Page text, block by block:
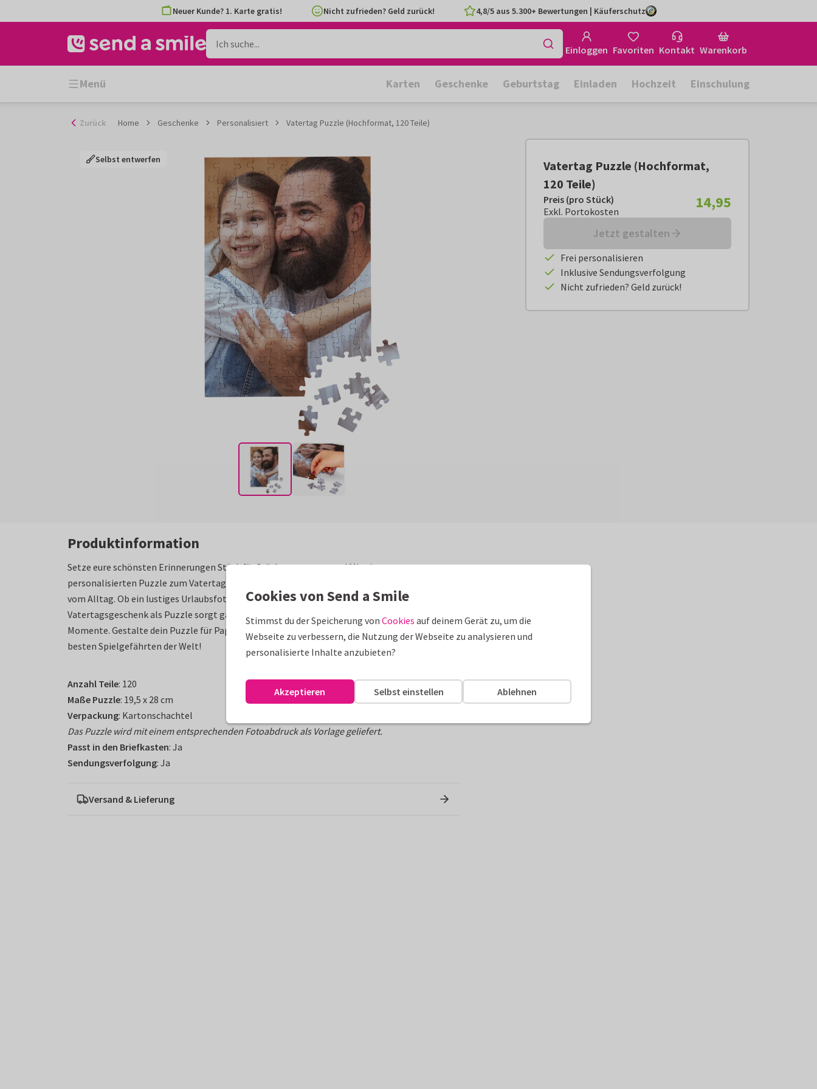
Inhalt
Neuer Kunde? 1. Karte gratis! Nicht zufrieden? Geld zurück! 4,8/5 aus 5.300+ Bewertungen | Käuferschutz
Einloggen Favoriten Kontakt Warenkorb
Menü Karten Geschenke Geburtstag Einladen Hochzeit Einschulung
Zurück Home Geschenke Personalisiert Vatertag Puzzle (Hochformat, 120 Teile)
Selbst entwerfen
Vatertag Puzzle (Hochformat,
120 Teile)
Preis (pro Stück): Exkl. Portokosten
Preis (pro Stück)
Exkl. Portokosten
14,95
Jetzt gestalten
Frei personalisieren
Inklusive Sendungsverfolgung
Nicht zufrieden? Geld zurück!
Produktinformation
Setze eure schönsten Erinnerungen Stück für Stück neu zusammen! Mit einem
personalisierten Puzzle zum Vatertag schenkst du deinem Papa eine ganz besondere Auszeit
vom Alltag. Ob ein lustiges Urlaubsfoto oder ein herzliches Familienfoto: Das
Vatertagsgeschenk als Puzzle sorgt garantiert für strahlende Augen und gemeinsame
Momente. Gestalte dein Puzzle für Papa ganz einfach selbst und schaffe ein Unikat für den
besten Spielgefährten der Welt!
Anzahl Teile: 120
Maße Puzzle: 19,5 x 28 cm
Verpackung: Kartonschachtel
Das Puzzle wird mit einem entsprechenden Fotoabdruck als Vorlage geliefert.
Passt in den Briefkasten: Ja
Sendungsverfolgung: Ja
Versand & Lieferung
Cookies von Send a Smile
Stimmst du der Speicherung von Cookies auf deinem Gerät zu, um die
Webseite zu verbessern, die Nutzung der Webseite zu analysieren und
personalisierte Inhalte anzubieten?
Ablehnen
Selbst einstellen
Akzeptieren